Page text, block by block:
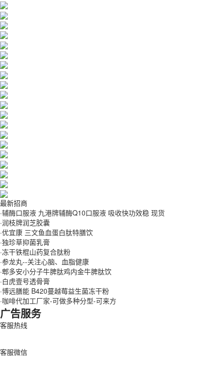
最新招商
·辅酶口服液 九港牌辅酶Q10口服液 吸收快功效稳 现货
·润枝牌润芝胶囊
·优宜康 三文鱼血蛋白肽特膳饮
·独珍草抑菌乳膏
·冻干铁棍山药复合肽粉
·参龙丸--关注心脑、血脂健康
·郫多安小分子牛脾肽鸡内金牛脾肽饮
·白虎壹号透骨膏
·博远膳能 B420蔓越莓益生菌冻干粉
·咖啡代加工厂家-可做多种分型-可来方
广告服务
客服热线
客服微信